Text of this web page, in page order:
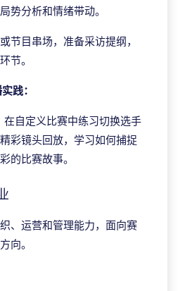
势分析和情绪带动。
节目串场，准备采访提纲，
节。
践：
在自定义比赛中练习切换选手
彩镜头回放，学习如何捕捉
的比赛故事。
、运营和管理能力，面向赛
向。